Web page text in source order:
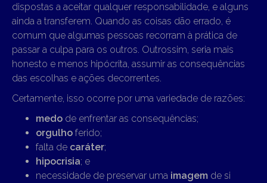
dispostas a aceitar qualquer responsabilidade, e alguns
ainda a transferem. Quando as coisas dão errado, é
comum que algumas pessoas recorram à prática de
passar a culpa para os outros. Outrossim, seria mais
honesto e menos hipócrita, assumir as consequências
das escolhas e ações decorrentes.
Certamente, isso ocorre por uma variedade de razões:
medo de enfrentar as consequências;
orgulho ferido;
falta de caráter;
hipocrisia; e
necessidade de preservar uma imagem de si